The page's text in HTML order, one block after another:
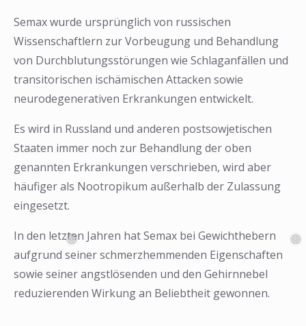
Semax wurde ursprünglich von russischen
Wissenschaftlern zur Vorbeugung und Behandlung
von Durchblutungsstörungen wie Schlaganfällen und
transitorischen ischämischen Attacken sowie
neurodegenerativen Erkrankungen entwickelt.
Es wird in Russland und anderen postsowjetischen
Staaten immer noch zur Behandlung der oben
genannten Erkrankungen verschrieben, wird aber
häufiger als Nootropikum außerhalb der Zulassung
eingesetzt.
In den letzten Jahren hat Semax bei Gewichthebern
aufgrund seiner schmerzhemmenden Eigenschaften
sowie seiner angstlösenden und den Gehirnnebel
reduzierenden Wirkung an Beliebtheit gewonnen.
❅
❅